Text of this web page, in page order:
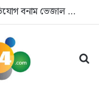
মিল্ক ভিটা ঘিরে উত্তেজনা: চাঁদাবাজির অভিযোগ বনাম ভেজাল দুধের জিডি